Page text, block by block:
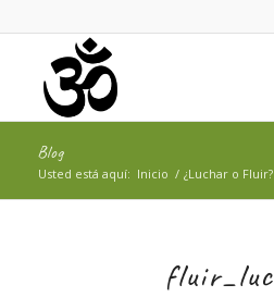
Blog
Usted está aquí: Inicio / ¿Luchar o Fluir?